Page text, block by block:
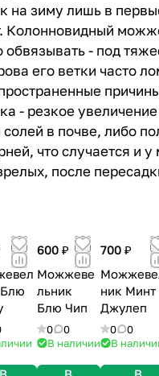
на зиму лишь в
Колонновидный
- под
его ветки часто
- резкое увеличение
в почве, либо
что случается и
после
600 ₽
Можжеве
льник
Блю Чип
0
0
В наличии
700 ₽
ник Минт
Джулеп
0
0
В